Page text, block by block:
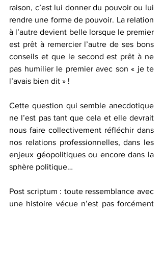
raison, c’est lui donner du pouvoir ou lui
rendre une forme de pouvoir. La relation
à l’autre devient belle lorsque le premier
est prêt à remercier l’autre de ses bons
conseils et que le second est prêt à ne
pas humilier le premier avec son « je te
l’avais bien dit » !
Cette question qui semble anecdotique
ne l’est pas tant que cela et elle devrait
nous faire collectivement réfléchir dans
nos relations professionnelles, dans les
enjeux géopolitiques ou encore dans la
sphère politique…
Post scriptum : toute ressemblance avec
une histoire vécue n’est pas forcément